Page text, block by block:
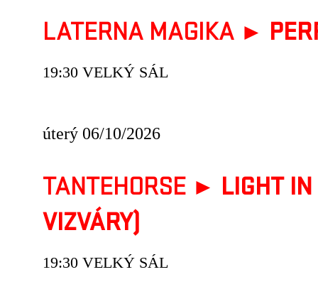
LATERNA MAGIKA ►
19:30 VELKÝ SÁL
úterý 06/10/2026
TANTEHORSE ► LIGHT
VIZVÁRY)
19:30 VELKÝ SÁL